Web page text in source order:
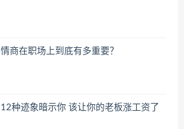
情商在职场上到底有多重要？
12种迹象暗示你 该让你的老板涨工资了